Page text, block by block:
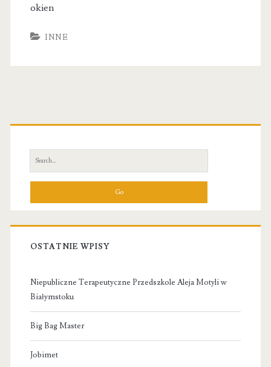
okien
INNE
Primary
Sidebar
Search
for:
OSTATNIE WPISY
Niepubliczne Terapeutyczne Przedszkole Aleja Motyli w
Białymstoku
Big Bag Master
Jobimet